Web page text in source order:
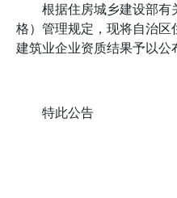
根据住房城乡建设部有
格）管理规定，现将自治
建筑业企业资质结果予以公
特此公告